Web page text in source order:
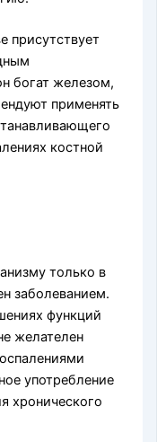
присутствует
богат железом,
применять
костной
только в
заболеванием.
функций
желателен
употребление
хронического